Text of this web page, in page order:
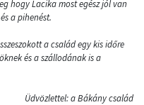
hogy Lacika most egész jól van
a pihenést.
a család egy kis időre
és a szállodának is a
Üdvözlettel: a Bákány család